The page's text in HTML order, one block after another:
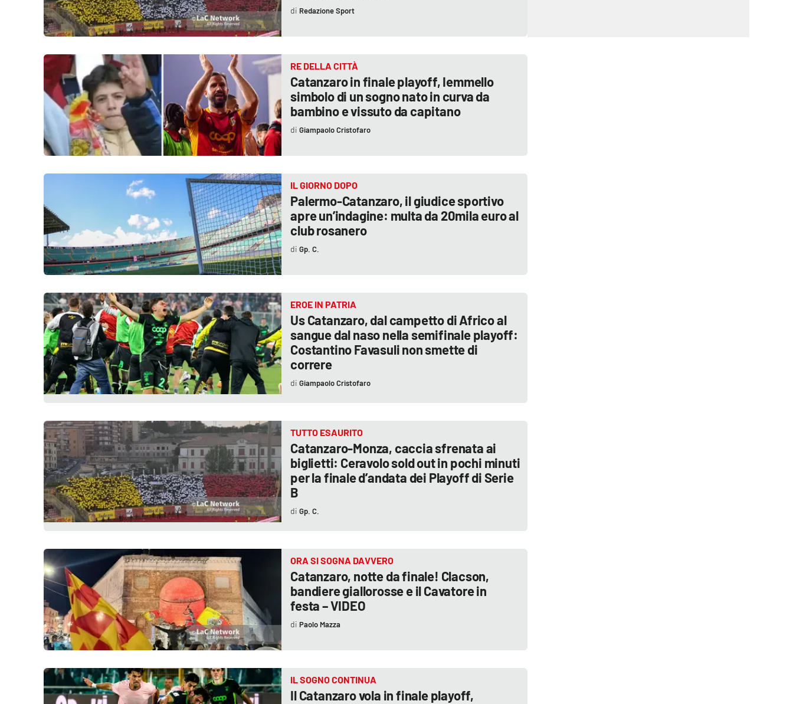
Lacapitalenews.it
Ilvibonese.it
Catanzarochannel.it
Vai
Cookie policy
Note legali
Redazione Sport
RE DELLA CITTÀ
Catanzaro in finale playoff, Iemmello
simbolo di un sogno nato in curva da
bambino e vissuto da capitano
Giampaolo Cristofaro
IL GIORNO DOPO
Palermo-Catanzaro, il giudice sportivo
apre un’indagine: multa da 20mila euro al
club rosanero
Gp. C.
EROE IN PATRIA
Us Catanzaro, dal campetto di Africo al
sangue dal naso nella semifinale playoff:
Costantino Favasuli non smette di
correre
Giampaolo Cristofaro
TUTTO ESAURITO
Catanzaro-Monza, caccia sfrenata ai
biglietti: Ceravolo sold out in pochi minuti
per la finale d’andata dei Playoff di Serie
B
Gp. C.
ORA SI SOGNA DAVVERO
Catanzaro, notte da finale! Clacson,
bandiere giallorosse e il Cavatore in
festa – VIDEO
Paolo Mazza
IL SOGNO CONTINUA
Il Catanzaro vola in finale playoff,